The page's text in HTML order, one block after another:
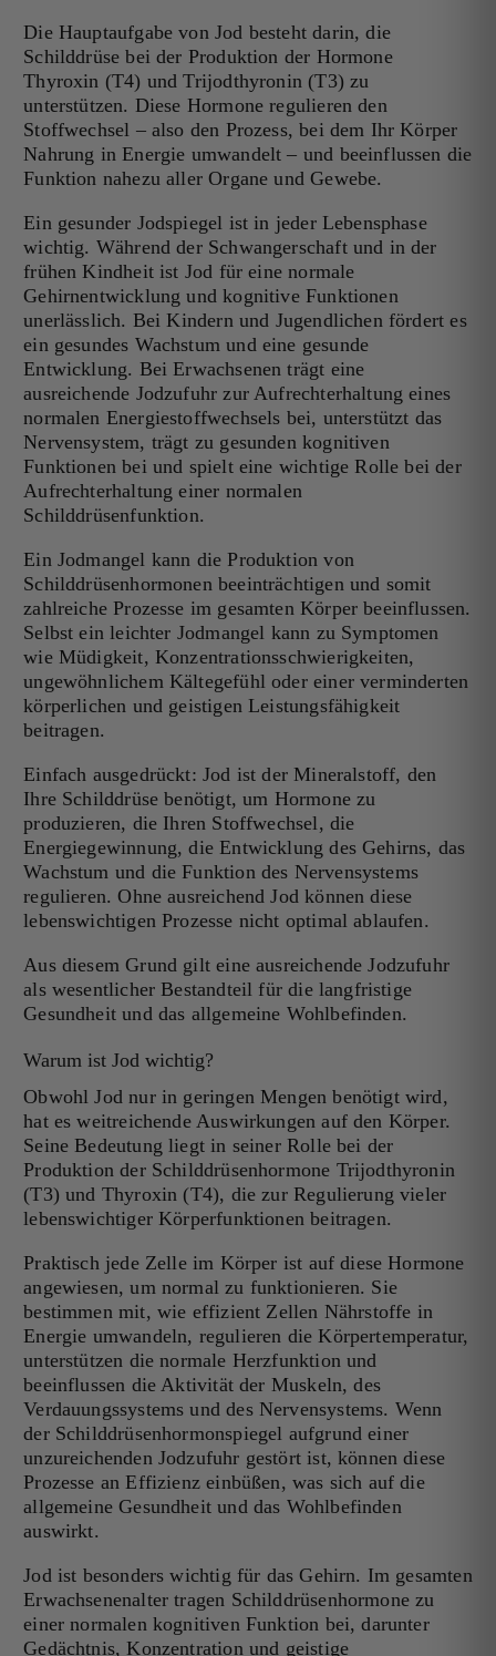
Die Hauptaufgabe von Jod besteht darin, die
Schilddrüse bei der Produktion der Hormone
Thyroxin (T4) und Trijodthyronin (T3) zu
unterstützen. Diese Hormone regulieren den
Stoffwechsel – also den Prozess, bei dem Ihr Körper
Nahrung in Energie umwandelt – und beeinflussen die
Funktion nahezu aller Organe und Gewebe.
Ein gesunder Jodspiegel ist in jeder Lebensphase
wichtig. Während der Schwangerschaft und in der
frühen Kindheit ist Jod für eine normale
Gehirnentwicklung und kognitive Funktionen
unerlässlich. Bei Kindern und Jugendlichen fördert es
ein gesundes Wachstum und eine gesunde
Entwicklung. Bei Erwachsenen trägt eine
ausreichende Jodzufuhr zur Aufrechterhaltung eines
normalen Energiestoffwechsels bei, unterstützt das
Nervensystem, trägt zu gesunden kognitiven
Funktionen bei und spielt eine wichtige Rolle bei der
Aufrechterhaltung einer normalen
Schilddrüsenfunktion.
Ein Jodmangel kann die Produktion von
Schilddrüsenhormonen beeinträchtigen und somit
zahlreiche Prozesse im gesamten Körper beeinflussen.
Selbst ein leichter Jodmangel kann zu Symptomen
wie Müdigkeit, Konzentrationsschwierigkeiten,
ungewöhnlichem Kältegefühl oder einer verminderten
körperlichen und geistigen Leistungsfähigkeit
beitragen.
Einfach ausgedrückt: Jod ist der Mineralstoff, den
Ihre Schilddrüse benötigt, um Hormone zu
produzieren, die Ihren Stoffwechsel, die
Energiegewinnung, die Entwicklung des Gehirns, das
Wachstum und die Funktion des Nervensystems
regulieren. Ohne ausreichend Jod können diese
lebenswichtigen Prozesse nicht optimal ablaufen.
Aus diesem Grund gilt eine ausreichende Jodzufuhr
als wesentlicher Bestandteil für die langfristige
Gesundheit und das allgemeine Wohlbefinden.
Warum ist Jod wichtig?
Obwohl Jod nur in geringen Mengen benötigt wird,
hat es weitreichende Auswirkungen auf den Körper.
Seine Bedeutung liegt in seiner Rolle bei der
Produktion der Schilddrüsenhormone Trijodthyronin
(T3) und Thyroxin (T4), die zur Regulierung vieler
lebenswichtiger Körperfunktionen beitragen.
Praktisch jede Zelle im Körper ist auf diese Hormone
angewiesen, um normal zu funktionieren. Sie
bestimmen mit, wie effizient Zellen Nährstoffe in
Energie umwandeln, regulieren die Körpertemperatur,
unterstützen die normale Herzfunktion und
beeinflussen die Aktivität der Muskeln, des
Verdauungssystems und des Nervensystems. Wenn
der Schilddrüsenhormonspiegel aufgrund einer
unzureichenden Jodzufuhr gestört ist, können diese
Prozesse an Effizienz einbüßen, was sich auf die
allgemeine Gesundheit und das Wohlbefinden
auswirkt.
Jod ist besonders wichtig für das Gehirn. Im gesamten
Erwachsenenalter tragen Schilddrüsenhormone zu
einer normalen kognitiven Funktion bei, darunter
Gedächtnis, Konzentration und geistige